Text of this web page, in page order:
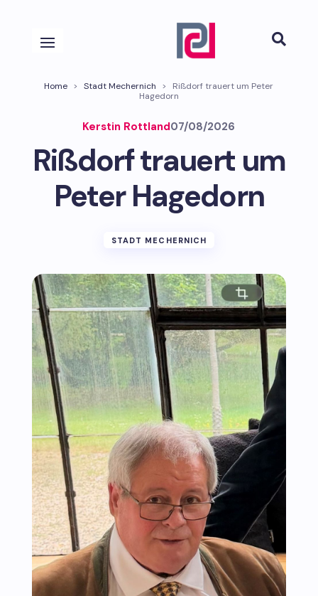

Home > Stadt Mechernich >
Rißdorf trauert um Peter
Hagedorn
Kerstin Rottland07/08/2026
Rißdorf trauert um
Peter Hagedorn
STADT MECHERNICH